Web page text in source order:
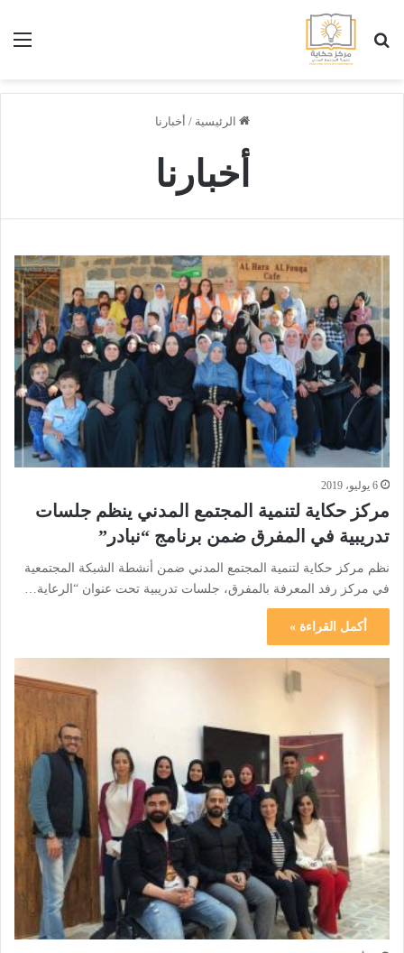
بحث عن
الرئيسية / أخبارنا
أخبارنا
6 يوليو، 2019
مركز حكاية لتنمية المجتمع المدني ينظم جلسات
تدريبية في المفرق ضمن برنامج “نبادر”
نظم مركز حكاية لتنمية المجتمع المدني ضمن أنشطة الشبكة المجتمعية
في مركز رفد المعرفة بالمفرق، جلسات تدريبية تحت عنوان “الرعاية…
أكمل القراءة »